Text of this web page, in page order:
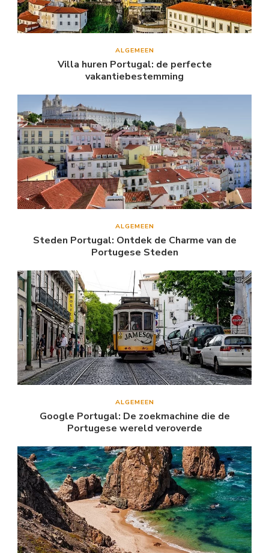
ALGEMEEN
Villa huren Portugal: de perfecte
vakantiebestemming
ALGEMEEN
Steden Portugal: Ontdek de Charme van de
Portugese Steden
ALGEMEEN
Google Portugal: De zoekmachine die de
Portugese wereld veroverde